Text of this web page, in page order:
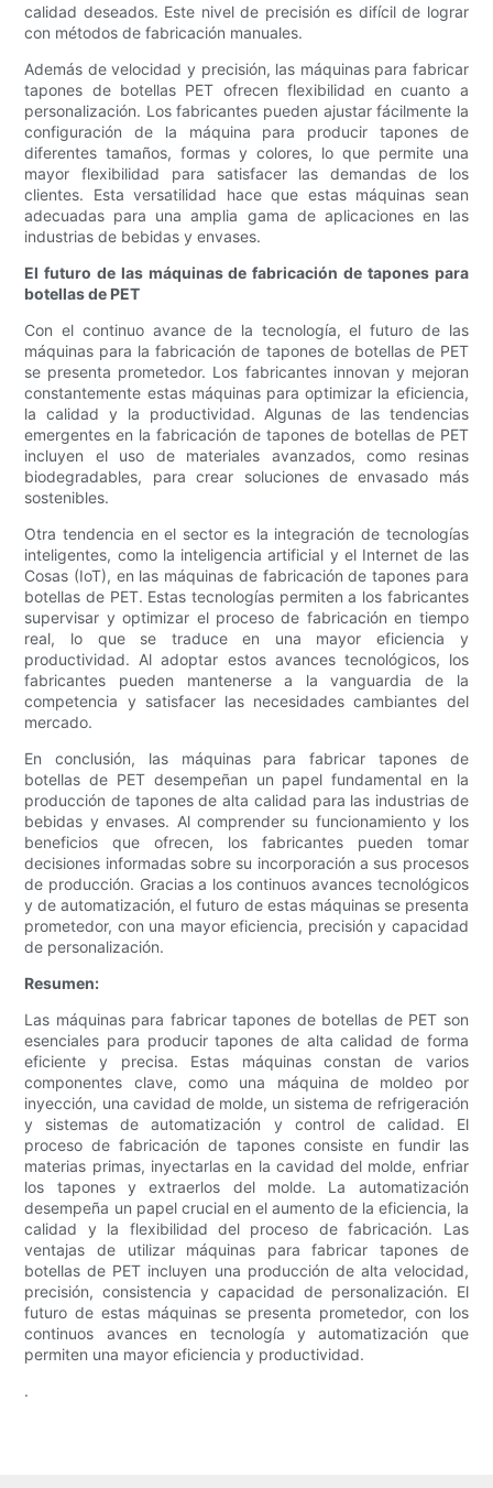
calidad deseados. Este nivel de precisión es difícil de lograr
con métodos de fabricación manuales.
Además de velocidad y precisión, las máquinas para fabricar
tapones de botellas PET ofrecen flexibilidad en cuanto a
personalización. Los fabricantes pueden ajustar fácilmente la
configuración de la máquina para producir tapones de
diferentes tamaños, formas y colores, lo que permite una
mayor flexibilidad para satisfacer las demandas de los
clientes. Esta versatilidad hace que estas máquinas sean
adecuadas para una amplia gama de aplicaciones en las
industrias de bebidas y envases.
El futuro de las máquinas de fabricación de tapones para
botellas de PET
Con el continuo avance de la tecnología, el futuro de las
máquinas para la fabricación de tapones de botellas de PET
se presenta prometedor. Los fabricantes innovan y mejoran
constantemente estas máquinas para optimizar la eficiencia,
la calidad y la productividad. Algunas de las tendencias
emergentes en la fabricación de tapones de botellas de PET
incluyen el uso de materiales avanzados, como resinas
biodegradables, para crear soluciones de envasado más
sostenibles.
Otra tendencia en el sector es la integración de tecnologías
inteligentes, como la inteligencia artificial y el Internet de las
Cosas (IoT), en las máquinas de fabricación de tapones para
botellas de PET. Estas tecnologías permiten a los fabricantes
supervisar y optimizar el proceso de fabricación en tiempo
real, lo que se traduce en una mayor eficiencia y
productividad. Al adoptar estos avances tecnológicos, los
fabricantes pueden mantenerse a la vanguardia de la
competencia y satisfacer las necesidades cambiantes del
mercado.
En conclusión, las máquinas para fabricar tapones de
botellas de PET desempeñan un papel fundamental en la
producción de tapones de alta calidad para las industrias de
bebidas y envases. Al comprender su funcionamiento y los
beneficios que ofrecen, los fabricantes pueden tomar
decisiones informadas sobre su incorporación a sus procesos
de producción. Gracias a los continuos avances tecnológicos
y de automatización, el futuro de estas máquinas se presenta
prometedor, con una mayor eficiencia, precisión y capacidad
de personalización.
Resumen:
Las máquinas para fabricar tapones de botellas de PET son
esenciales para producir tapones de alta calidad de forma
eficiente y precisa. Estas máquinas constan de varios
componentes clave, como una máquina de moldeo por
inyección, una cavidad de molde, un sistema de refrigeración
y sistemas de automatización y control de calidad. El
proceso de fabricación de tapones consiste en fundir las
materias primas, inyectarlas en la cavidad del molde, enfriar
los tapones y extraerlos del molde. La automatización
desempeña un papel crucial en el aumento de la eficiencia, la
calidad y la flexibilidad del proceso de fabricación. Las
ventajas de utilizar máquinas para fabricar tapones de
botellas de PET incluyen una producción de alta velocidad,
precisión, consistencia y capacidad de personalización. El
futuro de estas máquinas se presenta prometedor, con los
continuos avances en tecnología y automatización que
permiten una mayor eficiencia y productividad.
.